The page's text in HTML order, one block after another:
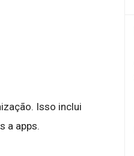
Isso inclui
a apps.